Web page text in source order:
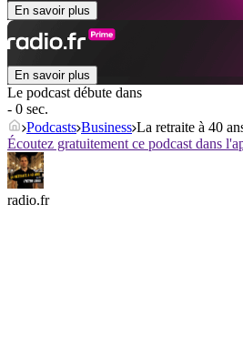
En savoir plus
En savoir plus
Le podcast débute dans
- 0 sec.
Podcasts Business La retraite à 40
Écoutez gratuitement ce podcast dans
radio.fr